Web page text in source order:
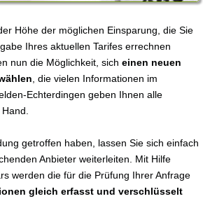
Höhe der möglichen Einsparung, die Sie
Ihres aktuellen Tarifes errechnen
nun die Möglichkeit, sich einen neuen
, die vielen Informationen im
Echterdingen geben Ihnen alle
getroffen haben, lassen Sie sich einfach
Anbieter weiterleiten. Mit Hilfe
werden die für die Prüfung Ihrer Anfrage
gleich erfasst und verschlüsselt